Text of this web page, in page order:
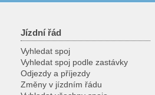
Jízdní řád
Vyhledat spoj
Vyhledat spoj podle zastávky
Odjezdy a příjezdy
Změny v jízdním řádu